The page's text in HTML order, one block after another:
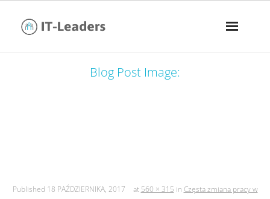
Blog Post Image:
Published 18 PAŹDZIERNIKA, 2017 at 560 × 315 in Częsta zmiana pracy w